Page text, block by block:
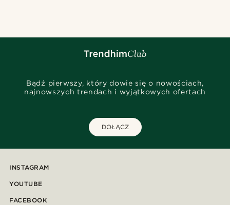
Bądź pierwszy, który dowie się o nowościach,
najnowszych trendach i wyjątkowych ofertach
DOŁĄCZ
INSTAGRAM
YOUTUBE
FACEBOOK